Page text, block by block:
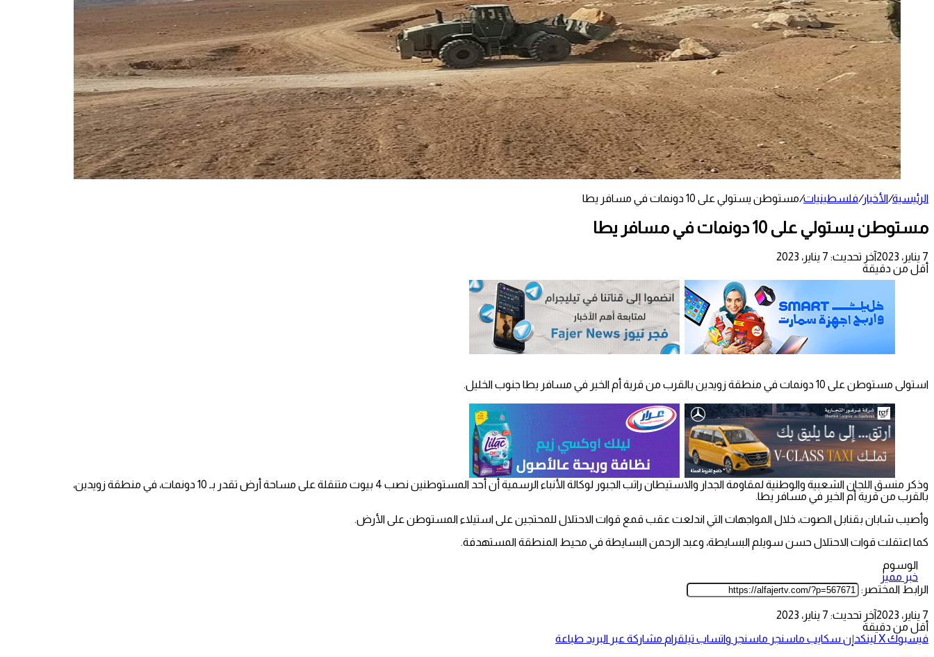
الرئيسية/الأخبار/فلسطينيات/مستوطن يستولي على 10 دونمات في مسافر يطا
مستوطن يستولي على 10 دونمات في مسافر يطا
7 يناير، 2023
آخر تحديث: 7 يناير، 2023
أقل من دقيقة
استولى مستوطن على 10 دونمات في منطقة زويدين بالقرب من قرية أم الخير في مسافر يطا جنوب الخليل.
وذكر منسق اللجان الشعبية والوطنية لمقاومة الجدار والاستيطان راتب الجبور لوكالة الأنباء الرسمية أن أحد المستوطنين نصب 4 بيوت متنقلة على مساحة أرض تقدر بـ 10 دونمات، في منطقة زويدين،
بالقرب من قرية أم الخير في مسافر يطا.
وأصيب شابان بقنابل الصوت، خلال المواجهات التي اندلعت عقب قمع قوات الاحتلال للمحتجين على استيلاء المستوطن على الأرض.
كما اعتقلت قوات الاحتلال حسن سويلم البسايطة، وعبد الرحمن البسايطة في محيط المنطقة المستهدفة.
الوسوم
خبر مميز
الرابط المختصر:
7 يناير، 2023
آخر تحديث: 7 يناير، 2023
أقل من دقيقة
فيسبوك‫Xلينكدإن سكايب ماسنجر ماسنجر واتساب تيلقرام مشاركة عبر البريد طباعة